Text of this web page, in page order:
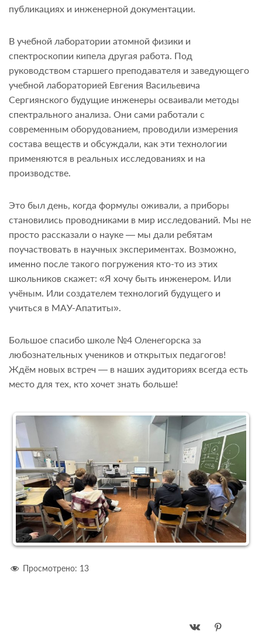
публикациях и инженерной документации.
В учебной лаборатории атомной физики и
спектроскопии кипела другая работа. Под
руководством старшего преподавателя и заведующего
учебной лабораторией Евгения Васильевича
Сергиянского будущие инженеры осваивали методы
спектрального анализа. Они сами работали с
современным оборудованием, проводили измерения
состава веществ и обсуждали, как эти технологии
применяются в реальных исследованиях и на
производстве.
Это был день, когда формулы оживали, а приборы
становились проводниками в мир исследований. Мы не
просто рассказали о науке — мы дали ребятам
поучаствовать в научных экспериментах. Возможно,
именно после такого погружения кто-то из этих
школьников скажет: «Я хочу быть инженером. Или
учёным. Или создателем технологий будущего и
учиться в МАУ-Апатиты».
Большое спасибо школе №4 Оленегорска за
любознательных учеников и открытых педагогов!
Ждём новых встреч — в наших аудиториях всегда есть
место для тех, кто хочет знать больше!
Просмотрено: 13